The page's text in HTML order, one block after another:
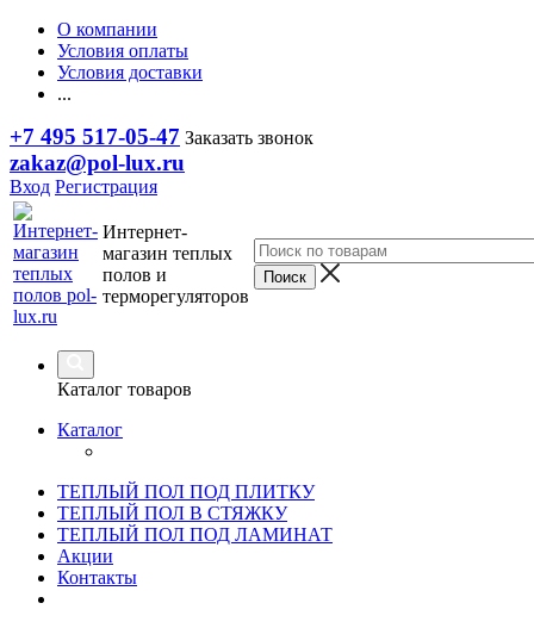
О компании
Условия оплаты
Условия доставки
...
+7 495 517-05-47 Заказать звонок
zakaz@pol-lux.ru
Вход Регистрация
Интернет-
магазин теплых
полов и
терморегуляторов
Каталог товаров
Каталог
ТЕПЛЫЙ ПОЛ ПОД ПЛИТКУ
ТЕПЛЫЙ ПОЛ В СТЯЖКУ
ТЕПЛЫЙ ПОЛ ПОД ЛАМИНАТ
Акции
Контакты